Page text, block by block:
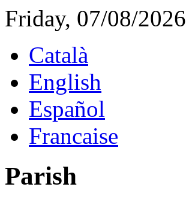
Friday, 07/08/2026
Català
English
Español
Francaise
Parish